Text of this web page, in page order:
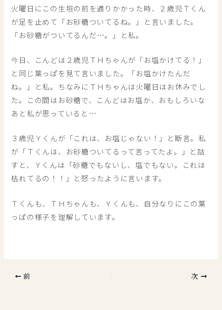
火曜日にこの生垣の前を通りかかった時、２歳児Ｔくん
が足を止めて「お砂糖ついてるね。」と言いました。
「お砂糖がついてるんだ…。」と私。
今日、こんどは２歳児ＴＨちゃんが「お塩かけてる！」
と同じ葉っぱを見て言いました。「お塩かけたんだ
ね。」と私。ちなみにＴＨちゃんは火曜日はお休みでし
た。この間はお砂糖で、こんどはお塩か、おもしろいな
あと私が思っていると…
３歳児Ｙくんが「これは、お塩じゃない！」と断言。私
が「Ｔくんは、お砂糖ついてるって言ってたよ。」と話
すと、Ｙくんは「砂糖でもないし、塩でもない。これは
枯れてるの！！」と怒ったように言います。
Ｔくんも、ＴＨちゃんも、Ｙくんも、自分なりにこの葉
っぱの様子を理解しています。
前 次